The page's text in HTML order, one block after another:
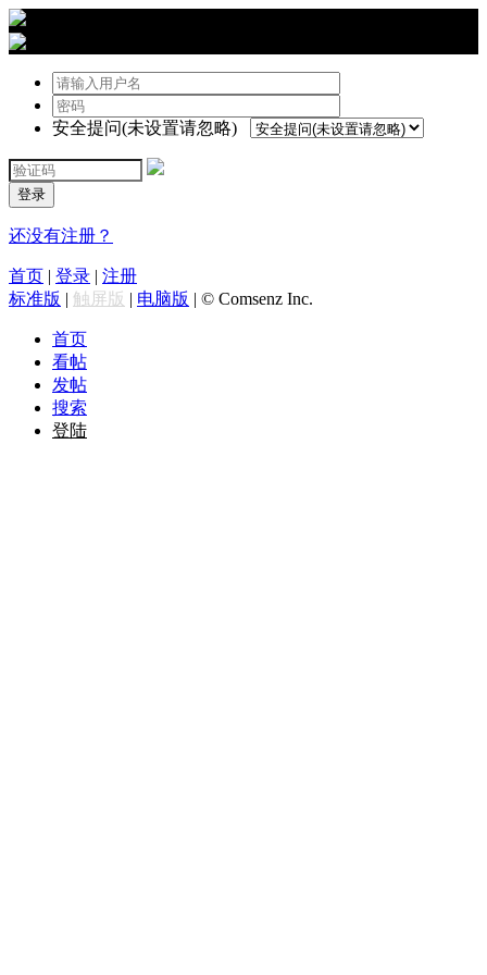
安全提问(未设置请忽略)
登录
还没有注册？
首页 | 登录 | 注册
标准版 | 触屏版 | 电脑版 | © Comsenz Inc.
首页
看帖
发帖
搜索
登陆